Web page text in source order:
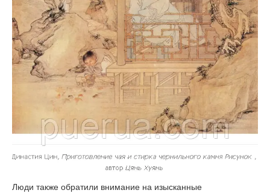
Люди также обратили внимание на изысканные